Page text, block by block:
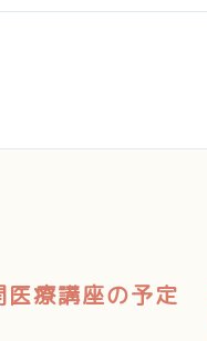
療講座の予定